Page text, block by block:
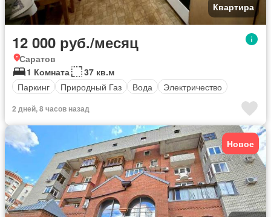
Квартира
12 000 руб./месяц
Саратов
1 Комната
37 кв.м
Паркинг
Природный Газ Вода Электричество
2 дней, 8 часов назад
Новое